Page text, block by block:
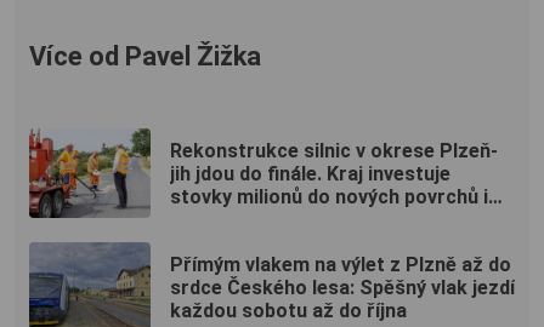
Více od Pavel Žižka
Rekonstrukce silnic v okrese Plzeň-
jih jdou do finále. Kraj investuje
stovky milionů do nových povrchů i
Přímým vlakem na výlet z Plzně až do
srdce Českého lesa: Spěšný vlak jezdí
každou sobotu až do října